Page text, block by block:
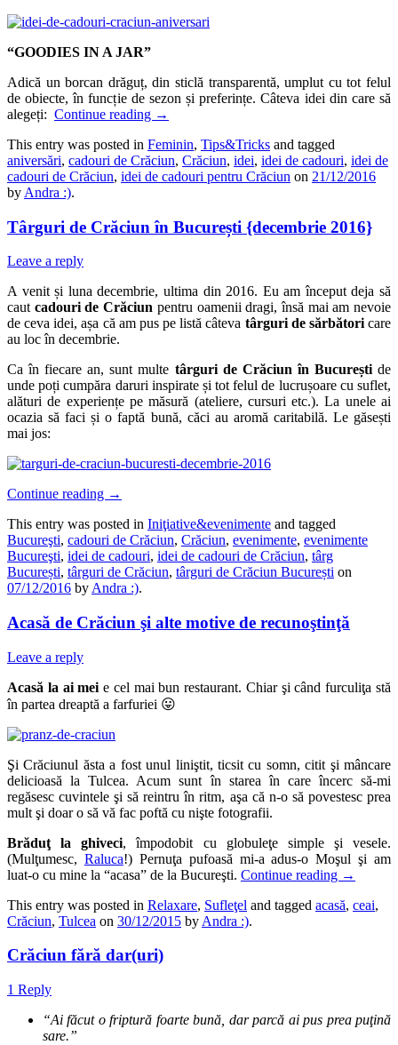
“GOODIES IN A JAR”
Adică un borcan drăguț, din sticlă transparentă, umplut cu tot felul
de obiecte, în funcție de sezon și preferințe. Câteva idei din care să
alegeți: Continue reading →
This entry was posted in Feminin, Tips&Tricks and tagged
aniversări, cadouri de Crăciun, Crăciun, idei, idei de cadouri, idei de
cadouri de Crăciun, idei de cadouri pentru Crăciun on 21/12/2016
by Andra :).
Târguri de Crăciun în București {decembrie 2016}
Leave a reply
A venit și luna decembrie, ultima din 2016. Eu am început deja să
caut cadouri de Crăciun pentru oamenii dragi, însă mai am nevoie
de ceva idei, așa că am pus pe listă câteva târguri de sărbătoricare
au loc în decembrie.
Ca în fiecare an, sunt multe târguri de Crăciun în Bucureștide
unde poți cumpăra daruri inspirate și tot felul de lucrușoare cu suflet,
alături de experiențe pe măsură (ateliere, cursuri etc.). La unele ai
ocazia să faci și o faptă bună, căci au aromă caritabilă. Le găsești
mai jos:
Continue reading →
This entry was posted in Iniţiative&evenimente and tagged
Bucureşti, cadouri de Crăciun, Crăciun, evenimente, evenimente
Bucureşti, idei de cadouri, idei de cadouri de Crăciun, târg
București, târguri de Crăciun, târguri de Crăciun București on
07/12/2016 by Andra :).
Acasă de Crăciun şi alte motive de recunoştinţă
Leave a reply
Acasă la ai mei e cel mai bun restaurant. Chiar şi când furculiţa stă
în partea dreaptă a farfuriei 😛
Şi Crăciunul ăsta a fost unul liniştit, ticsit cu somn, citit şi mâncare
delicioasă la Tulcea. Acum sunt în starea în care încerc să-mi
regăsesc cuvintele şi să reintru în ritm, aşa că n-o să povestesc prea
mult şi doar o să vă fac poftă cu nişte fotografii.
Brăduţ la ghiveci, împodobit cu globuleţe simple şi vesele.
(Mulţumesc, Raluca!) Pernuţa pufoasă mi-a adus-o Moşul şi am
luat-o cu mine la “acasa” de la Bucureşti. Continue reading →
This entry was posted in Relaxare, Sufleţel and tagged acasă, ceai,
Crăciun, Tulcea on 30/12/2015 by Andra :).
Crăciun fără dar(uri)
1 Reply
“Ai făcut o friptură foarte bună, dar parcă ai pus prea puţină
sare.”